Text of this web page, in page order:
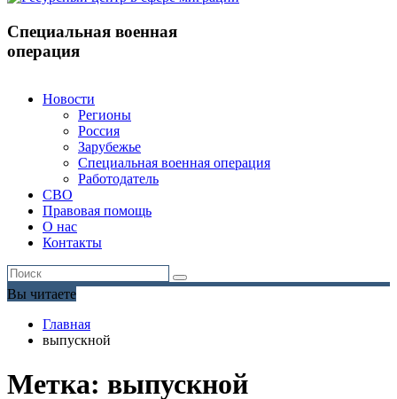
Специальная военная
операция
Новости
Регионы
Россия
Зарубежье
Специальная военная операция
Работодатель
СВО
Правовая помощь
О нас
Контакты
Вы читаете
Главная
выпускной
Метка: выпускной